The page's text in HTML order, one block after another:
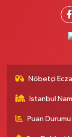
ve Küçükçekmece 18
Şişli Merkez
solunda, Carrefoursa
Zeynep Şifa
Nöbetçi
İstanbul
Puan